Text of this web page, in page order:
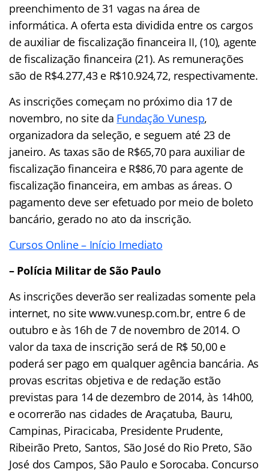
preenchimento de 31 vagas na área de
informática. A oferta esta dividida entre os cargos
de auxiliar de fiscalização financeira II, (10), agente
de fiscalização financeira (21). As remunerações
são de R$4.277,43 e R$10.924,72, respectivamente.
As inscrições começam no próximo dia 17 de
novembro, no site da Fundação Vunesp,
organizadora da seleção, e seguem até 23 de
janeiro. As taxas são de R$65,70 para auxiliar de
fiscalização financeira e R$86,70 para agente de
fiscalização financeira, em ambas as áreas. O
pagamento deve ser efetuado por meio de boleto
bancário, gerado no ato da inscrição.
Cursos Online – Início Imediato
– Polícia Militar de São Paulo
As inscrições deverão ser realizadas somente pela
internet, no site www.vunesp.com.br, entre 6 de
outubro e às 16h de 7 de novembro de 2014. O
valor da taxa de inscrição será de R$ 50,00 e
poderá ser pago em qualquer agência bancária. As
provas escritas objetiva e de redação estão
previstas para 14 de dezembro de 2014, às 14h00,
e ocorrerão nas cidades de Araçatuba, Bauru,
Campinas, Piracicaba, Presidente Prudente,
Ribeirão Preto, Santos, São José do Rio Preto, São
José dos Campos, São Paulo e Sorocaba. Concurso